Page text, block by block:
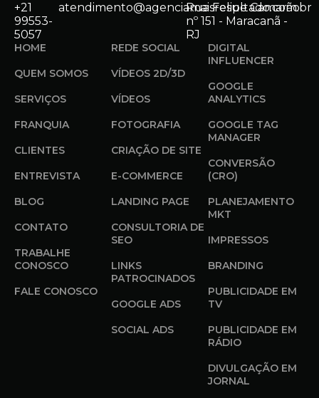
+21
99553-
5057
atendimento@agenciamaisresultado.com.br
Rua Felipe Camarão
nº 151 - Maracanã -
RJ
HOME
QUEM SOMOS
SERVIÇOS
FRANQUIA
CLIENTES
ENTREVISTA
BLOG
CONTATO
TRABALHE
CONOSCO
FALE CONOSCO
REDE SOCIAL
VÍDEOS 2D/3D
VÍDEOS
FOTOGRAFIA
CRIAÇÃO DE SITE
E-COMMERCE
LANDING PAGE
CONSULTORIA DE
SEO
LINKS
PATROCINADOS
GOOGLE ADS
SOCIAL ADS
DIGITAL
INFLUENCER
GOOGLE
ANALYTICS
GOOGLE TAG
MANAGER
CONVERSÃO
(CRO)
PLANEJAMENTO
MKT
IMPRESSOS
BRANDING
PUBLICIDADE EM
TV
PUBLICIDADE EM
RÁDIO
DIVULGAÇÃO EM
JORNAL